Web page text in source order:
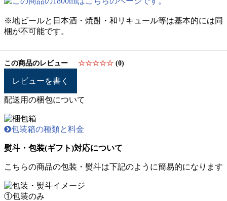
※地ビールと日本酒・焼酎・和リキュール等は基本的には同
梱が不可能です。
この商品のレビュー ☆☆☆☆☆ (0)
レビューを書く
配送用の梱包について
包装箱の種類と料金
熨斗・包装(ギフト)対応について
こちらの商品の包装・熨斗は下記のように簡易的になります
①包装のみ